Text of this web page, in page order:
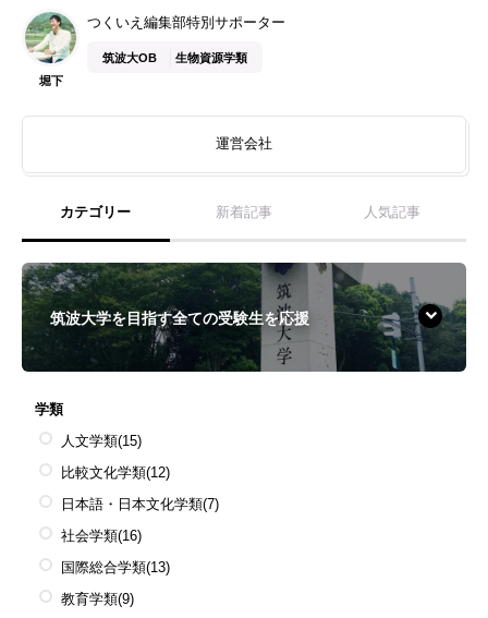
堀下
つくいえ編集部特別サポーター
筑波大OB 生物資源学類
運営会社
カテゴリー 新着記事 人気記事
筑波大学を目指す全ての受験生を応援
学類
人文学類(15)
比較文化学類(12)
日本語・日本文化学類(7)
社会学類(16)
国際総合学類(13)
教育学類(9)